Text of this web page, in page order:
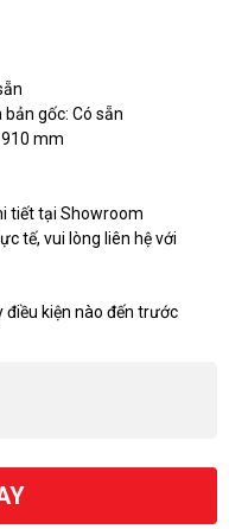
gốc: Có sẵn
910 mm
tiết tại Showroom
tế, vui lòng liên hệ với
kiện nào đến trước